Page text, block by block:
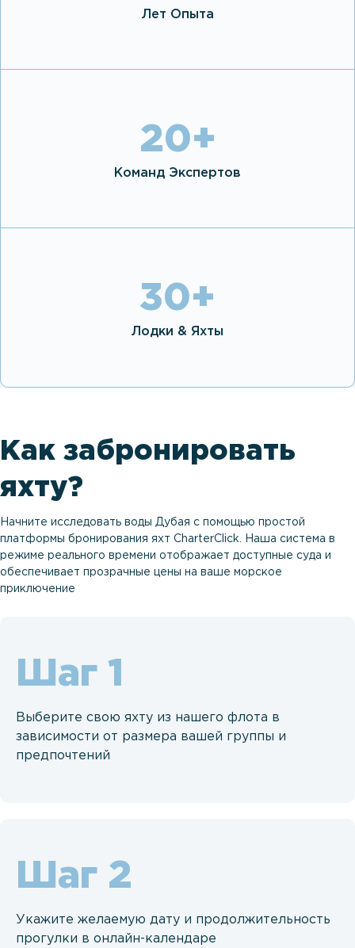
Лет Опыта
20+
Команд Экспертов
30+
Лодки & Яхты
Как забронировать
яхту?
Начните исследовать воды Дубая с помощью простой
платформы бронирования яхт CharterClick. Наша система в
режиме реального времени отображает доступные суда и
обеспечивает прозрачные цены на ваше морское
приключение
Шаг
Выберите свою яхту из нашего флота в
зависимости от размера вашей группы и
предпочтений
Шаг
Укажите желаемую дату и продолжительность
прогулки в онлайн-календаре